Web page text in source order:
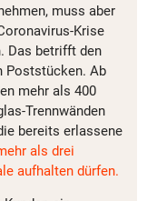
muss aber
Krise
Das betrifft den
Poststücken. Ab
mehr als 400
Trennwänden
bereits erlassene
als drei
aufhalten dürfen.